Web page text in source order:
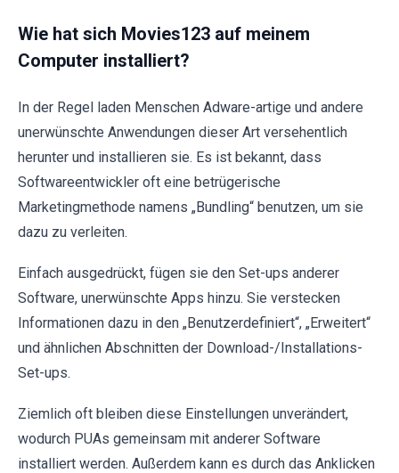
Wie hat sich Movies123 auf meinem
Computer installiert?
In der Regel laden Menschen Adware-artige und andere
unerwünschte Anwendungen dieser Art versehentlich
herunter und installieren sie. Es ist bekannt, dass
Softwareentwickler oft eine betrügerische
Marketingmethode namens „Bundling“ benutzen, um sie
dazu zu verleiten.
Einfach ausgedrückt, fügen sie den Set-ups anderer
Software, unerwünschte Apps hinzu. Sie verstecken
Informationen dazu in den „Benutzerdefiniert“, „Erweitert“
und ähnlichen Abschnitten der Download-/Installations-
Set-ups.
Ziemlich oft bleiben diese Einstellungen unverändert,
wodurch PUAs gemeinsam mit anderer Software
installiert werden. Außerdem kann es durch das Anklicken